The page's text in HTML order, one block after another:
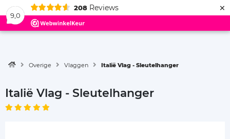
9,0
208 Reviews ×
Menu
Overige Vlaggen Italië Vlag - Sleutelhanger
Italië Vlag - Sleutelhanger